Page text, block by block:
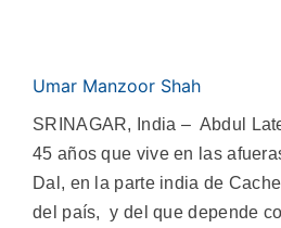
Umar Manzoor Shah
SRINAGAR, India – Abdul
45 años que vive en las
Dal, en la parte india de
del país, y del que depende